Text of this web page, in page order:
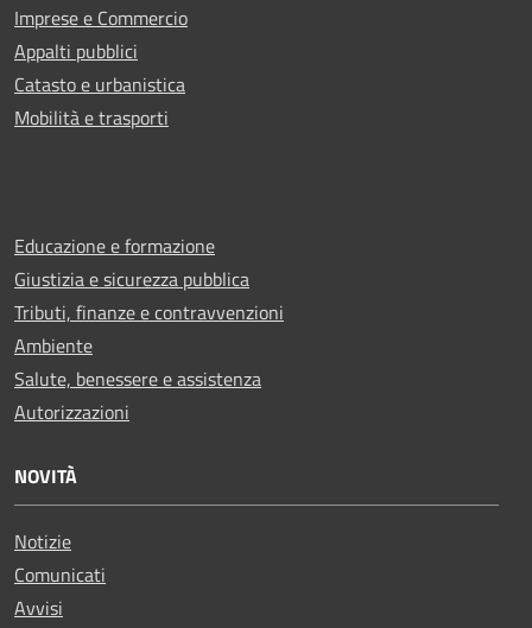
Imprese e Commercio
Appalti pubblici
Catasto e urbanistica
Mobilità e trasporti
Educazione e formazione
Giustizia e sicurezza pubblica
Tributi, finanze e contravvenzioni
Ambiente
Salute, benessere e assistenza
Autorizzazioni
NOVITÀ
Notizie
Comunicati
Avvisi